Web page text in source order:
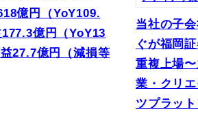
億円（YoY109.
億円（YoY13
27.7億円（減損等
当社の子
ぐが福岡
重複上場
業・クリ
ツプラッ